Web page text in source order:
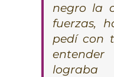
negro la
fuerzas,
pedí con